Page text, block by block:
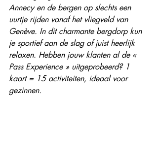
Annecy en de bergen op slechts een
uurtje rijden vanaf het vliegveld van
Genève. In dit charmante bergdorp kun
je sportief aan de slag of juist heerlijk
relaxen. Hebben jouw klanten al de «
Pass Experience » uitgeprobeerd? 1
kaart = 15 activiteiten, ideaal voor
gezinnen.